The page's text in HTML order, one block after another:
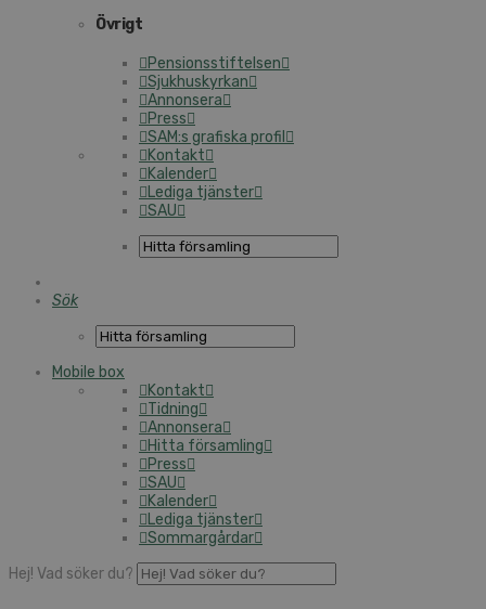
Övrigt
Pensionsstiftelsen
Sjukhuskyrkan
Annonsera
Press
SAM:s grafiska profil
Kontakt
Kalender
Lediga tjänster
SAU
Sök
Mobile box
Kontakt
Tidning
Annonsera
Hitta församling
Press
SAU
Kalender
Lediga tjänster
Sommargårdar
Hej! Vad söker du?